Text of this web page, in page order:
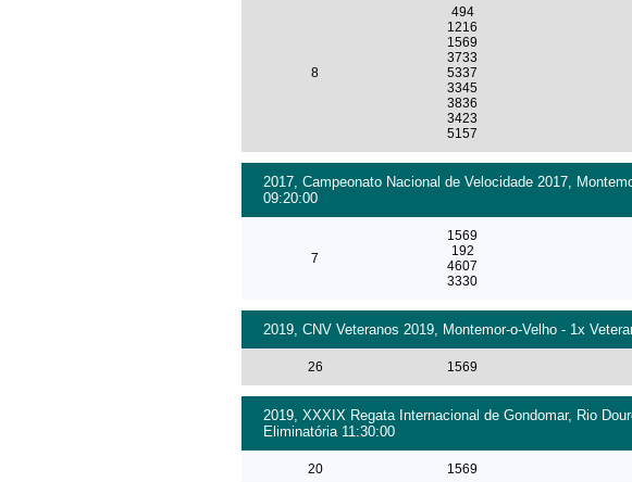
8
494
1216
1569
3733
5337
3345
3836
3423
5157
2017, Campeonato Nacional de Velocidade 2017,
09:20:00
7
1569
192
4607
3330
2019, CNV Veteranos 2019, Montemor-o-Velho - 1x
26 1569
2019, XXXIX Regata Internacional de Gondomar, Rio
Eliminatória 11:30:00
20 1569